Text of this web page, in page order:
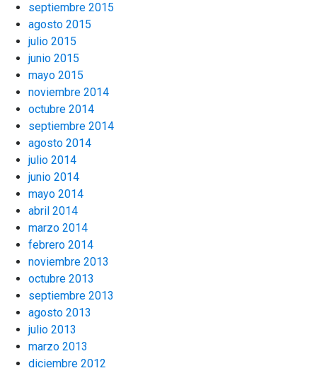
septiembre 2015
agosto 2015
julio 2015
junio 2015
mayo 2015
noviembre 2014
octubre 2014
septiembre 2014
agosto 2014
julio 2014
junio 2014
mayo 2014
abril 2014
marzo 2014
febrero 2014
noviembre 2013
octubre 2013
septiembre 2013
agosto 2013
julio 2013
marzo 2013
diciembre 2012